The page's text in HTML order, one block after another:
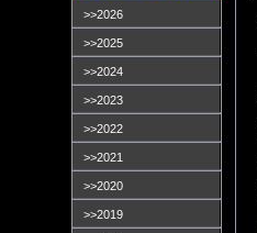
>>2026
>>2025
>>2024
>>2023
>>2022
>>2021
>>2020
>>2019